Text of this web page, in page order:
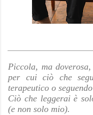
Piccola, ma doverosa,
per cui ciò che
terapeutico o
Ciò che leggerai è
(e non solo mio).